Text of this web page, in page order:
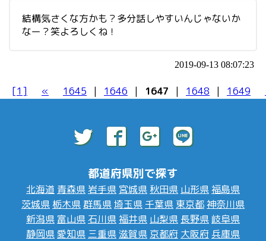
結構気さくな方かも？多分話しやすいんじゃないか
なー？笑よろしくね！
2019-09-13 08:07:23
[1] « 1645 | 1646 | 1647 | 1648 | 1649
都道府県別で探す
北海道 青森県 岩手県 宮城県 秋田県 山形県福島県
茨城県 栃木県群馬県埼玉県 千葉県 東京都神奈川県
新潟県 富山県 石川県福井県 山梨県 長野県 岐阜県
静岡県愛知県 三重県滋賀県 京都府 大阪府 兵庫県